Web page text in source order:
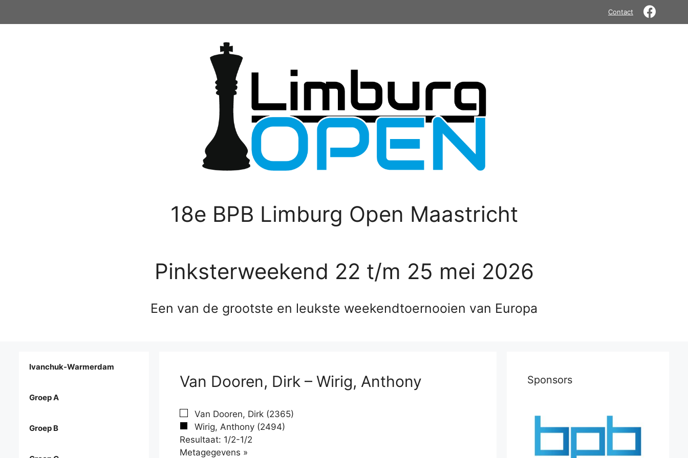
Contact
18e BPB Limburg Open Maastricht
Pinksterweekend 22 t/m 25 mei 2026
Een van de grootste en leukste weekendtoernooien van Europa
Van Dooren, Dirk – Wirig, Anthony
Van Dooren, Dirk (2365)
Wirig, Anthony (2494)
Resultaat: 1/2-1/2
Metagegevens »
Ivanchuk-Warmerdam
Groep A
Groep B
Sponsors